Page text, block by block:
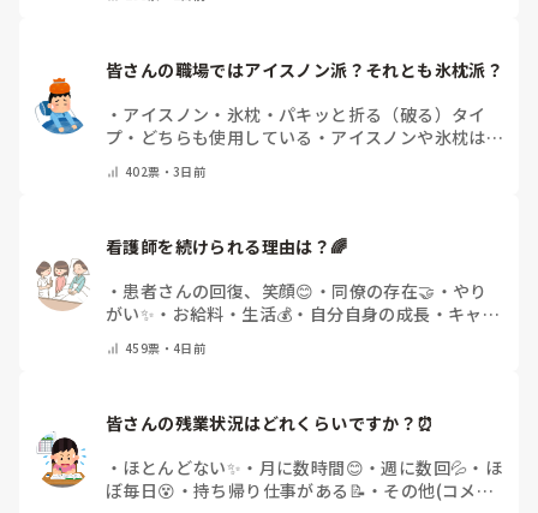
その他(コメントで教えてください)
皆さんの職場ではアイスノン派？それとも氷枕派？
・ アイスノン ・ 氷枕 ・ パキッと折る（破る）タイ
プ ・ どちらも使用している ・ アイスノンや氷枕は使
402票・3日前
看護師を続けられる理由は？🌈
・ 患者さんの回復、笑顔😊 ・ 同僚の存在🤝 ・ やり
がい✨ ・ お給料・生活💰 ・ 自分自身の成長・キャリ
教えてください)
459票・4日前
皆さんの残業状況はどれくらいですか？⏰
・ ほとんどない✨ ・ 月に数時間😊 ・週に数回💦 ・ ほ
ぼ毎日😵 ・ 持ち帰り仕事がある📝 ・ その他(コメン